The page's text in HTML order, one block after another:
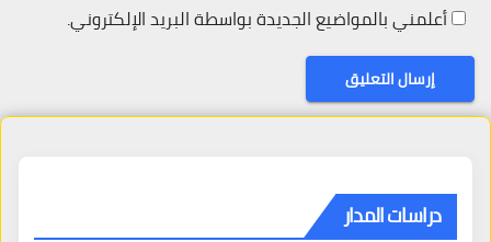
أعلمني بالمواضيع الجديدة بواسطة البريد الإلكتروني.
دراسات المدار